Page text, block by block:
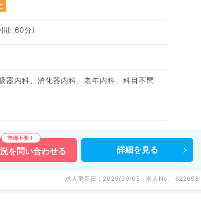
: 60分)
器内科、消化器内科、老年内科、科目不問
を 問い合わせる 詳細を 見る
求人更新日 : 2025/09/05 求人No. : 622653